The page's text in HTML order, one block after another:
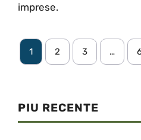
imprese.
1 2 3 …
PIU RECENTE